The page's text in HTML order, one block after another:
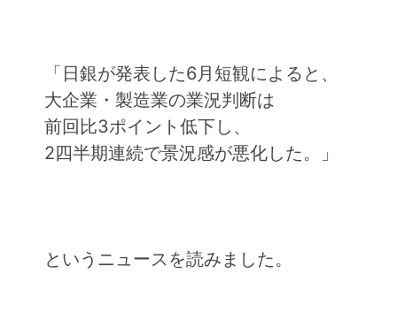
「日銀が発表した6月短観によると、
大企業・製造業の業況判断は
前回比3ポイント低下し、
2四半期連続で景況感が悪化した。」
というニュースを読みました。